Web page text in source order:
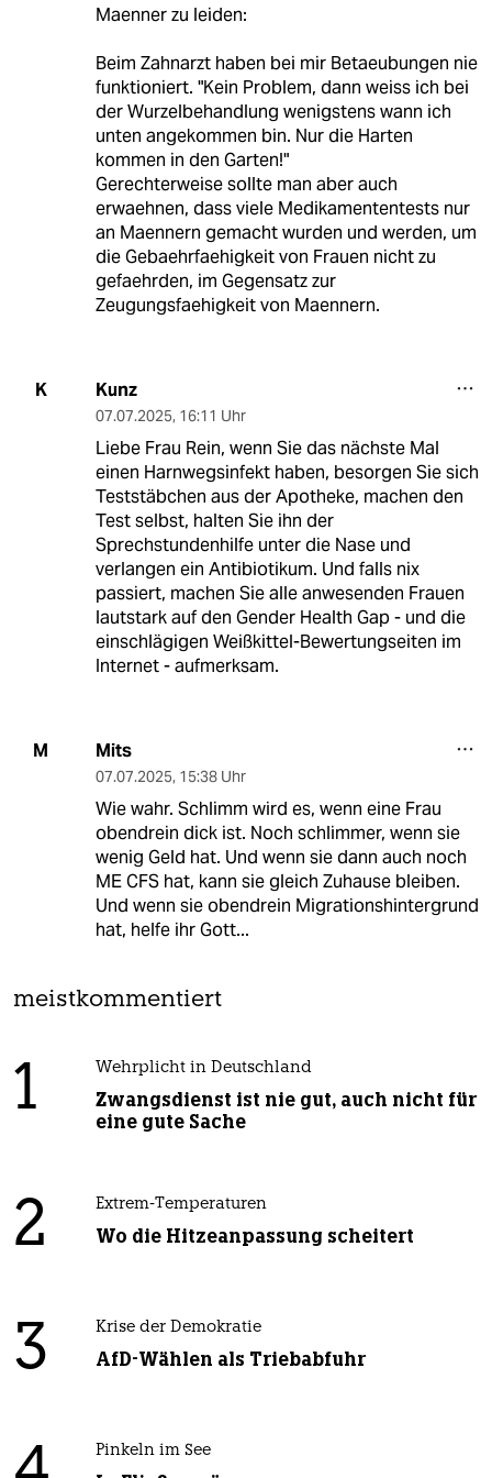
Maenner zu leiden:
Beim Zahnarzt haben bei mir Betaeubungen nie
funktioniert. "Kein Problem, dann weiss ich bei
der Wurzelbehandlung wenigstens wann ich
unten angekommen bin. Nur die Harten
kommen in den Garten!"
Gerechterweise sollte man aber auch
erwaehnen, dass viele Medikamententests nur
an Maennern gemacht wurden und werden, um
die Gebaehrfaehigkeit von Frauen nicht zu
gefaehrden, im Gegensatz zur
Zeugungsfaehigkeit von Maennern.
K Kunz
07.07.2025, 16:11 Uhr
Liebe Frau Rein, wenn Sie das nächste Mal
einen Harnwegsinfekt haben, besorgen Sie sich
Teststäbchen aus der Apotheke, machen den
Test selbst, halten Sie ihn der
Sprechstundenhilfe unter die Nase und
verlangen ein Antibiotikum. Und falls nix
passiert, machen Sie alle anwesenden Frauen
lautstark auf den Gender Health Gap - und die
einschlägigen Weißkittel-Bewertungseiten im
Internet - aufmerksam.
M Mits
07.07.2025, 15:38 Uhr
Wie wahr. Schlimm wird es, wenn eine Frau
obendrein dick ist. Noch schlimmer, wenn sie
wenig Geld hat. Und wenn sie dann auch noch
ME CFS hat, kann sie gleich Zuhause bleiben.
Und wenn sie obendrein Migrationshintergrund
hat, helfe ihr Gott...
meistkommentiert
1 Wehrplicht in Deutschland
Zwangsdienst ist nie gut, auch nicht für
eine gute Sache
2 Extrem-Temperaturen
Wo die Hitzeanpassung scheitert
3 Krise der Demokratie
AfD-Wählen als Triebabfuhr
Pinkeln im See